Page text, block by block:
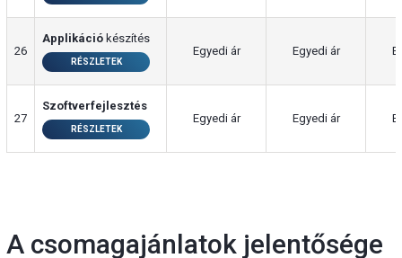
26
Applikáció készítés
RÉSZLETEK
Egyedi ár Egyedi ár
27
Szoftverfejlesztés
RÉSZLETEK
Egyedi ár Egyedi ár
A csomagajánlatok jelentősége